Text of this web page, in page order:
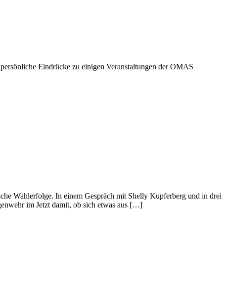
Eindrücke zu einigen Veranstaltungen der OMAS
Wahlerfolge. In einem Gespräch mit Shelly Kupferberg und in drei
im Jetzt damit, ob sich etwas aus […]